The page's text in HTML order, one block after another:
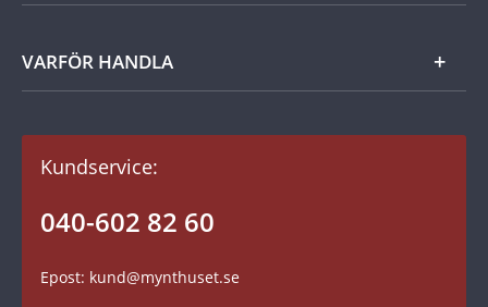
Gåvotips
VARFÖR HANDLA
Kundavtal och villkor
Betalning
Fraktkostnader
Reklamation
Kundservice:
040-602 82 60
Epost: kund@mynthuset.se